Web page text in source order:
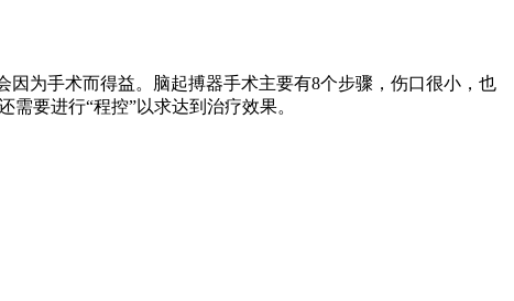
为手术而得益。脑起搏器手术主要有8个步骤，伤口很小，也
要进行“程控”以求达到治疗效果。